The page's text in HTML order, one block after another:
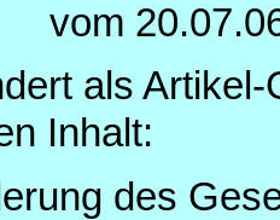
vom
als
Inhalt:
des